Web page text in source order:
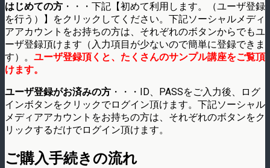
はじめての方 ・・・下記【初めて利用します。（ユーザ登録
を行う）】をクリックしてください。下記ソーシャルメディ
アアカウントをお持ちの方は、それぞれのボタンからでもユ
ーザ登録頂けます（入力項目が少ないので簡単に登録できま
す）。 ユーザ登録頂くと、たくさんのサンプル講座をご覧頂
けます。
ユーザ登録がお済みの方 ・・・ID、PASSをご入力後、ログ
インボタンをクリックでログイン頂けます。下記ソーシャル
メディアアカウントをお持ちの方は、それぞれのボタンをク
リックするだけでログイン頂けます。
ご購入手続きの流れ